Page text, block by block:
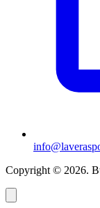
Copyright © 2026.